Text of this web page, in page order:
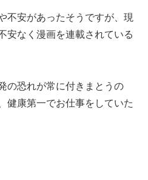
不安があったそうですが、現
安なく漫画を連載されている
の恐れが常に付きまとうの
健康第一でお仕事をしていた